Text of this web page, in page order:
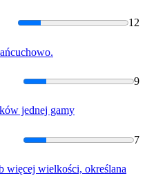
12
9
jednej gamy
7
więcej wielkości, określana